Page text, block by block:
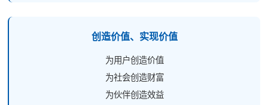
创造价值、实现价值
为用户创造价值
为社会创造财富
为伙伴创造效益